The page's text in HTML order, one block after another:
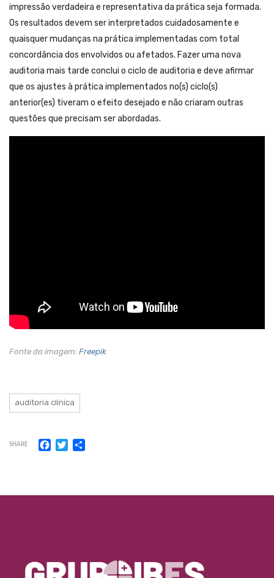
impressão verdadeira e representativa da prática seja formada.
Os resultados devem ser interpretados cuidadosamente e
quaisquer mudanças na prática implementadas com total
concordância dos envolvidos ou afetados. Fazer uma nova
auditoria mais tarde conclui o ciclo de auditoria e deve afirmar
que os ajustes à prática implementados no(s) ciclo(s)
anterior(es) tiveram o efeito desejado e não criaram outras
questões que precisam ser abordadas.
Fonte da imagem: Freepik
auditoria clínica
SHARE Facebook
Twitter